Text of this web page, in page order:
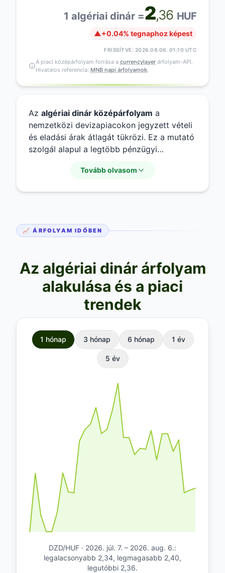
1 algériai dinár =2,36 HUF
▲+0.04% tegnaphoz képest
FRISSÍTVE: 2026.08.06. 01:10 UTC
A piaci középárfolyam forrása a currencylayer árfolyam-API.
Hivatalos referencia: MNB napi árfolyamok.
Az algériai dinár középárfolyam a
nemzetközi devizapiacokon jegyzett vételi
és eladási árak átlagát tükrözi. Ez a mutató
szolgál alapul a legtöbb pénzügyi
során a bankok és pénzváltók ennél
egy váltóhelyet, ahol az
árfolyamés azalgériai dinár eladási
Tovább olvasom
📈 ÁRFOLYAM IDŐBEN
Az algériai dinár árfolyam
alakulása és a piaci
trendek
1 hónap 3 hónap 6 hónap 1 év
5 év
DZD/HUF · 2026. júl. 7. – 2026. aug. 6.:
legalacsonyabb 2,34, legmagasabb 2,40,
legutóbbi 2,36.